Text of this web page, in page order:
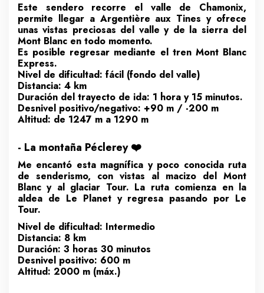
Este sendero recorre el valle de Chamonix,
permite llegar a Argentière aux Tines y ofrece
unas vistas preciosas del valle y de la sierra del
Mont Blanc en todo momento.
Es posible regresar mediante el tren Mont Blanc
Express.
Nivel de dificultad: fácil (fondo del valle)
Distancia: 4 km
Duración del trayecto de ida: 1 hora y 15 minutos.
Desnivel positivo/negativo: +90 m / -200 m
Altitud: de 1247 m a 1290 m
- La montaña Péclerey ❤️
Me encantó esta magnífica y poco conocida ruta
de senderismo, con vistas al macizo del Mont
Blanc y al glaciar Tour. La ruta comienza en la
aldea de Le Planet y regresa pasando por Le
Tour.
Nivel de dificultad: Intermedio
Distancia: 8 km
Duración: 3 horas 30 minutos
Desnivel positivo: 600 m
Altitud: 2000 m (máx.)